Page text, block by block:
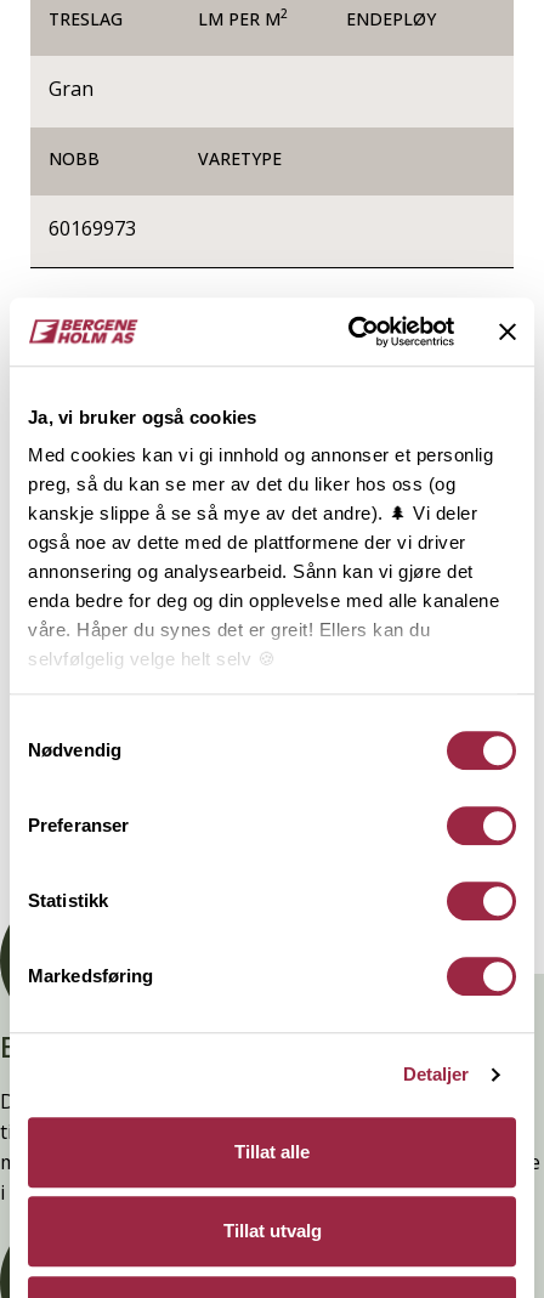
Ja, vi bruker også cookies
Med cookies kan vi gi innhold og annonser et personlig
preg, så du kan se mer av det du liker hos oss (og
kanskje slippe å se så mye av det andre). 🌲 Vi deler
også noe av dette med de plattformene der vi driver
annonsering og analysearbeid. Sånn kan vi gjøre det
enda bedre for deg og din opplevelse med alle kanalene
våre. Håper du synes det er greit! Ellers kan du
selvfølgelig velge helt selv 🍪
Nødvendig
Preferanser
Statistikk
Markedsføring
Detaljer
Tillat alle
Tillat utvalg
TRESLAG LM PER M2 ENDEPLØY
Gran
NOBB VARETYPE
60169973
Produktinformasjon
Konstruksjonsvirke, ofte kalt K-virke, er sortert med
gjeldende standard for styrkesortering. Varen er
lengdekappet i intervaller, høvlet på alle 4 sider og
har avrundede eller fasede kanter.
Konstruksjonsvirke er CE og NS-merket og
underlagt 3-part kontroll. Styrkeklassen C30 brukes i
hovedsak til produksjon av takstoler. Tekniske
konstruksjoner må beregnes iht. norske standarder
og utføres av kvalifisert personell. Denne varen er
produsert i Norge av PEFC-sertifisert tømmer fra
av karbon er dokumentert gjennom EPD og
Branntestet
Denne kledninger er testet, dokumentert, godkjent og
tilfredsstiller preakseptert ytelse for brann (D-s2,d0) ved
montering. Ytelsen opprettholdes ved å følge anvisningene
i våre FDV-er.